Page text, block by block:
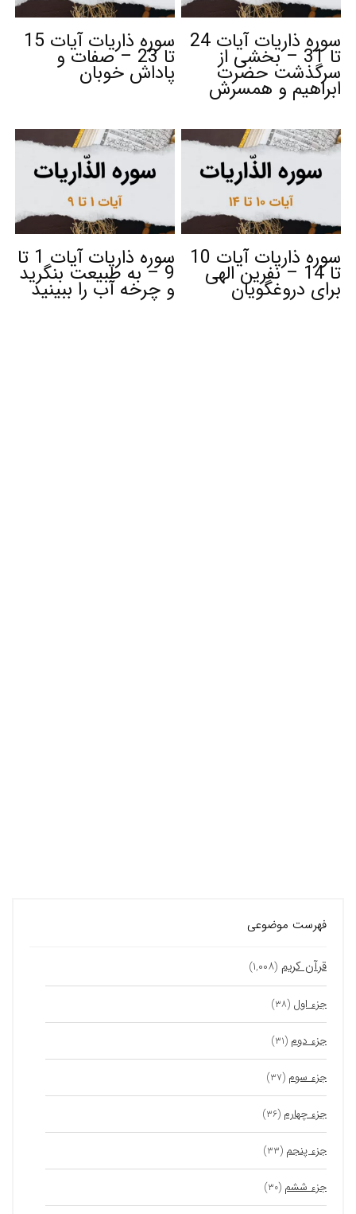
سوره ذاریات آیات 24
تا 31 – بخشی از
سرگذشت حضرت
ابراهیم و همسرش
سوره ذاریات آیات 15
تا 23 – صفات و
پاداش خوبان
سوره ذاریات آیات 10
تا 14 – نفرین الهی
برای دروغگویان
سوره ذاریات آیات 1 تا
9 – به طبیعت بنگرید
و چرخه آب را ببینید
فهرست موضوعی
قرآن کریم (۱,۰۰۸)
جزء اول (۳۸)
جزء دوم (۳۱)
جزء سوم (۳۷)
جزء چهارم (۳۶)
جزء پنجم (۳۳)
جزء ششم (۳۰)